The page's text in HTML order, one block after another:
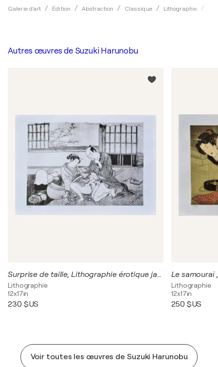
Galerie d'art Édition Abstraction Classique Lithographie
Autres œuvres de Suzuki Harunobu
Surprise de taille, Lithographie érotique japonaise
Lithographie
12x17in
230 $US
Lithographie
12x17in
250 $US
Voir toutes les œuvres de Suzuki Harunobu